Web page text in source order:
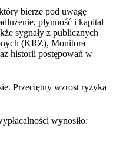
bierze pod uwagę
płynność i kapitał
sygnały z publicznych
(KRZ), Monitora
historii postępowań w
Przeciętny wzrost ryzyka
wynosiło: